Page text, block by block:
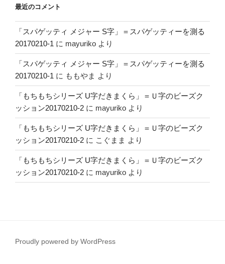
最近のコメント
「スパゲッティ メジャー S字」＝スパゲッティーを測る
20170210-1 に mayuriko より
「スパゲッティ メジャー S字」＝スパゲッティーを測る
20170210-1 に ももやま より
「もちもちシリーズ U字だきまくら」＝Ｕ字のビーズク
ッション20170210-2 に mayuriko より
「もちもちシリーズ U字だきまくら」＝Ｕ字のビーズク
ッション20170210-2 に こぐまま より
「もちもちシリーズ U字だきまくら」＝Ｕ字のビーズク
ッション20170210-2 に mayuriko より
Proudly powered by WordPress